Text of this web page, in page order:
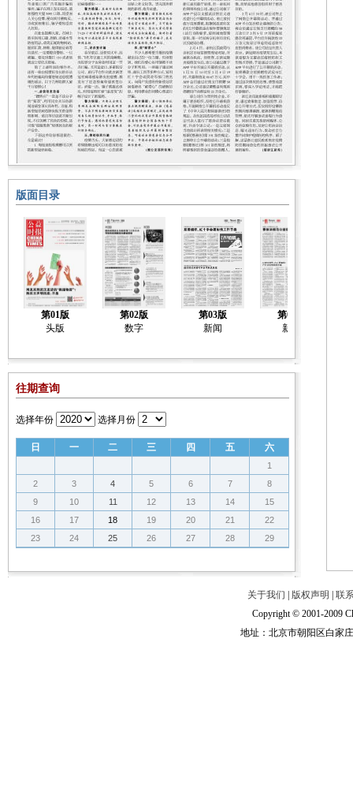
版面目录
第01版
头版
第02版
数字
第03版
新闻
第04版
新闻
往期查询
选择年份 选择月份
日 一 二 三 四 五 六
1
2
3 4 5 6 7
8
9
10 11 12 13 14
15
16
17 18 19 20 21
22
23
24 25 26 27 28 29
关于我们 版权声明
联
Copyright © 2001-2009
地址：北京市朝阳区白家